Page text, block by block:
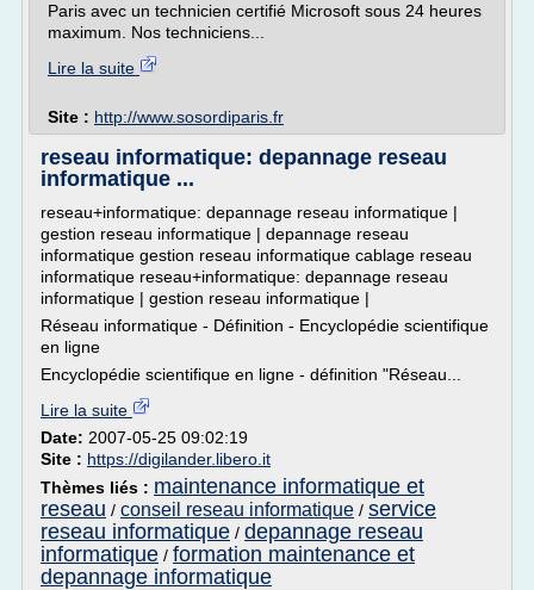
Paris avec un technicien certifié Microsoft sous 24 heures
maximum. Nos techniciens...
Lire la suite
Site : http://www.sosordiparis.fr
reseau informatique: depannage reseau
informatique ...
reseau+informatique: depannage reseau informatique |
gestion reseau informatique | depannage reseau
informatique gestion reseau informatique cablage reseau
informatique reseau+informatique: depannage reseau
informatique | gestion reseau informatique |
Réseau informatique - Définition - Encyclopédie scientifique
en ligne
Encyclopédie scientifique en ligne - définition "Réseau...
Lire la suite
Date: 2007-05-25 09:02:19
Site : https://digilander.libero.it
Thèmes liés : maintenance informatique et
reseau / conseil reseau informatique / service
reseau informatique / depannage reseau
informatique / formation maintenance et
depannage informatique